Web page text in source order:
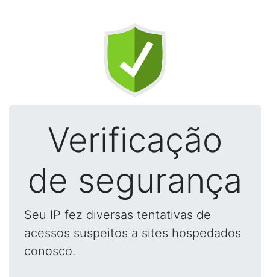
Verificação
de segurança
Seu IP fez diversas tentativas de
acessos suspeitos a sites hospedados
conosco.